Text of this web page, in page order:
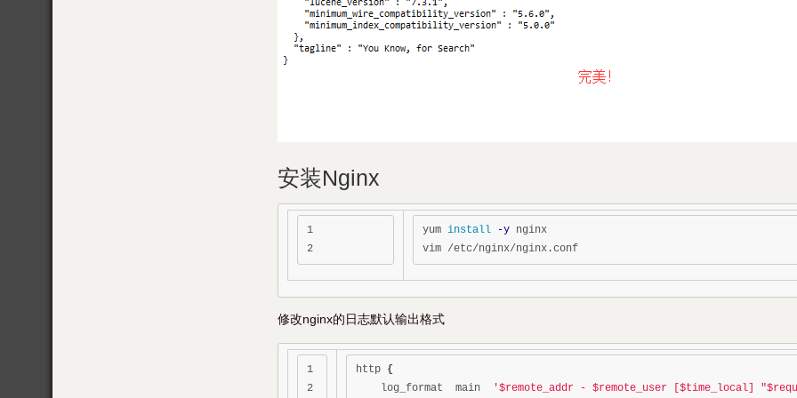
安装Nginx
1
yum install -y nginx
修改nginx的日志默认输出格式
1
2
http {
    log_format  main
'$remote_addr - $remote_user [$time_local]